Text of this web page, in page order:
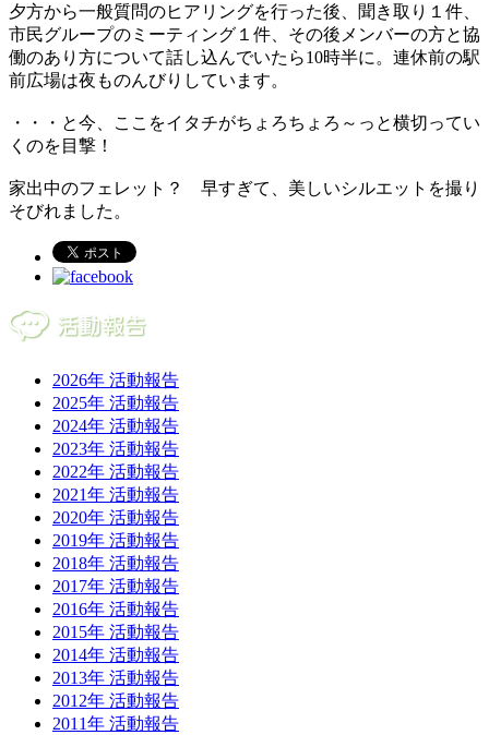
夕方から一般質問のヒアリングを行った後、聞き取り１件、
市民グループのミーティング１件、その後メンバーの方と協
働のあり方について話し込んでいたら10時半に。連休前の駅
前広場は夜ものんびりしています。
・・・と今、ここをイタチがちょろちょろ～っと横切ってい
くのを目撃！
家出中のフェレット？ 早すぎて、美しいシルエットを撮り
そびれました。
2026年 活動報告
2025年 活動報告
2024年 活動報告
2023年 活動報告
2022年 活動報告
2021年 活動報告
2020年 活動報告
2019年 活動報告
2018年 活動報告
2017年 活動報告
2016年 活動報告
2015年 活動報告
2014年 活動報告
2013年 活動報告
2012年 活動報告
2011年 活動報告